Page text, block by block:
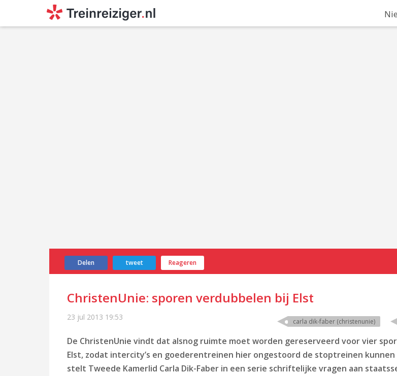
Delen tweet Reageren
ChristenUnie: sporen verdubbelen bij Elst
23 jul 2013 19:53 carla dik-faber (christenunie)
De ChristenUnie vindt dat alsnog ruimte moet worden gereserveerd voor vier
Elst, zodat intercity’s en goederentreinen hier ongestoord de stoptreinen kunnen
stelt Tweede Kamerlid Carla Dik-Faber in een serie schriftelijke vragen aan